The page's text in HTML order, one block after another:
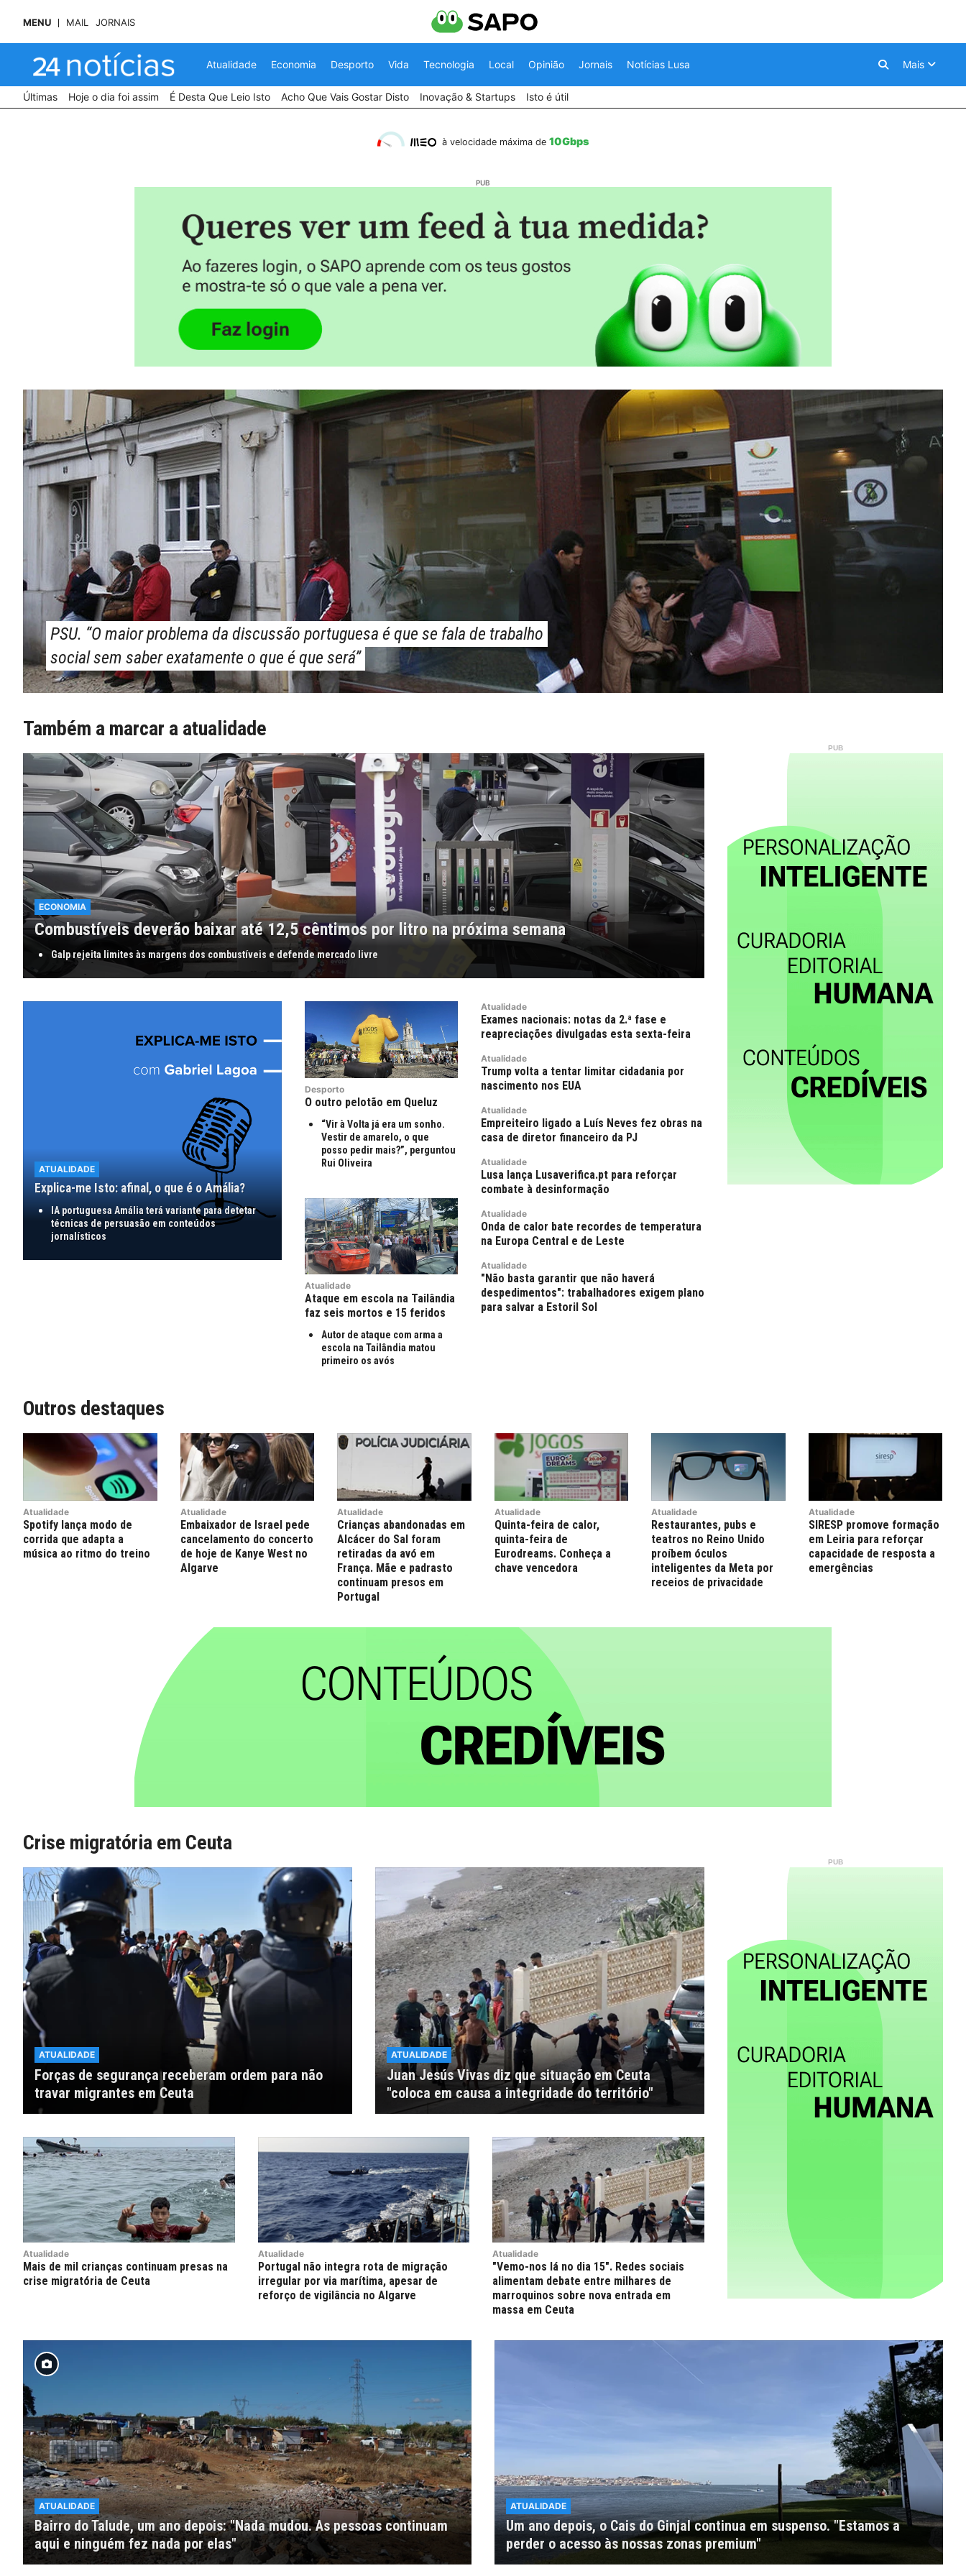
MENU MAIL JORNAIS
Atualidade Economia Desporto Vida Tecnologia Local Opinião Jornais Notícias Lusa Mais
Últimas Hoje o dia foi assim É Desta Que Leio Isto Acho Que Vais Gostar Disto Inovação & Startups Isto é útil
à velocidade máxima de 10Gbps
PSU. “O maior problema da discussão portuguesa é que se fala de trabalho
social sem saber exatamente o que é que será”
Também a marcar a atualidade
ECONOMIA
Combustíveis deverão baixar até 12,5 cêntimos por litro na próxima semana
Galp rejeita limites às margens dos combustíveis e defende mercado livre
ATUALIDADE
Explica-me Isto: afinal, o que é o Amália?
IA portuguesa Amália terá variante para detetar
técnicas de persuasão em conteúdos
jornalísticos
Desporto
O outro pelotão em Queluz
“Vir à Volta já era um sonho.
Vestir de amarelo, o que
posso pedir mais?”, perguntou
Rui Oliveira
Atualidade
Ataque em escola na Tailândia
faz seis mortos e 15 feridos
Autor de ataque com arma a
escola na Tailândia matou
primeiro os avós
Atualidade
Exames nacionais: notas da 2.ª fase e
reapreciações divulgadas esta sexta-feira
Atualidade
Trump volta a tentar limitar cidadania por
nascimento nos EUA
Atualidade
Empreiteiro ligado a Luís Neves fez obras na
casa de diretor financeiro da PJ
Atualidade
Lusa lança Lusaverifica.pt para reforçar
combate à desinformação
Atualidade
Onda de calor bate recordes de temperatura
na Europa Central e de Leste
Atualidade
"Não basta garantir que não haverá
despedimentos": trabalhadores exigem plano
para salvar a Estoril Sol
Outros destaques
Atualidade
Spotify lança modo de
corrida que adapta a
música ao ritmo do treino
Atualidade
Embaixador de Israel pede
cancelamento do concerto
de hoje de Kanye West no
Algarve
Atualidade
Crianças abandonadas em
Alcácer do Sal foram
retiradas da avó em
França. Mãe e padrasto
continuam presos em
Portugal
Atualidade
Quinta-feira de calor,
quinta-feira de
Eurodreams. Conheça a
chave vencedora
Atualidade
Restaurantes, pubs e
teatros no Reino Unido
proíbem óculos
inteligentes da Meta por
receios de privacidade
Atualidade
SIRESP promove formação
em Leiria para reforçar
capacidade de resposta a
emergências
Crise migratória em Ceuta
ATUALIDADE
Forças de segurança receberam ordem para não
travar migrantes em Ceuta
ATUALIDADE
Juan Jesús Vivas diz que situação em Ceuta
"coloca em causa a integridade do território"
Atualidade
Mais de mil crianças continuam presas na
crise migratória de Ceuta
Atualidade
Portugal não integra rota de migração
irregular por via marítima, apesar de
reforço de vigilância no Algarve
Atualidade
"Vemo-nos lá no dia 15". Redes sociais
alimentam debate entre milhares de
marroquinos sobre nova entrada em
massa em Ceuta
ATUALIDADE
Bairro do Talude, um ano depois: "Nada mudou. As pessoas continuam
aqui e ninguém fez nada por elas"
ATUALIDADE
Um ano depois, o Cais do Ginjal continua em suspenso. "Estamos a
perder o acesso às nossas zonas premium"